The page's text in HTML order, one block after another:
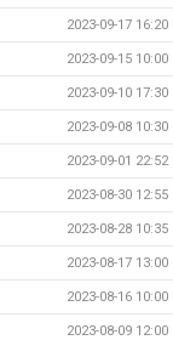
2023-09-17 16:20
2023-09-15 10:00
2023-09-10 17:30
2023-09-08 10:30
2023-09-01 22:52
2023-08-30 12:55
2023-08-28 10:35
2023-08-17 13:00
2023-08-16 10:00
2023-08-09 12:00